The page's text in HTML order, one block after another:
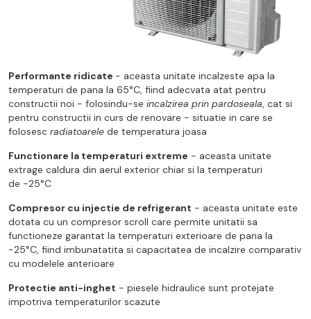
Performante ridicate - aceasta unitate incalzeste apa la
temperaturi de pana la 65°C, fiind adecvata atat pentru
constructii noi - folosindu-se incalzirea prin pardoseala, cat si
pentru constructii in curs de renovare - situatie in care se
folosesc radiatoarele de temperatura joasa
Functionare la temperaturi extreme - aceasta unitate
extrage caldura din aerul exterior chiar si la temperaturi
de -25°C
Compresor cu injectie de refrigerant - aceasta unitate este
dotata cu un compresor scroll care permite unitatii sa
functioneze garantat la temperaturi exterioare de pana la
-25°C, fiind imbunatatita si capacitatea de incalzire comparativ
cu modelele anterioare
Protectie anti-inghet - piesele hidraulice sunt protejate
impotriva temperaturilor scazute